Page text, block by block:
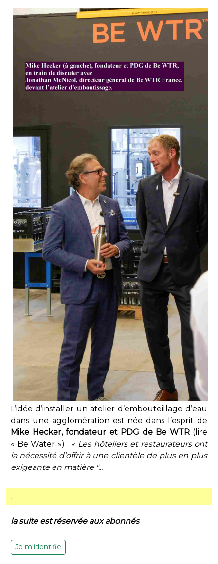
L’idée d’installer un atelier d’embouteillage d’eau
dans une agglomération est née dans l’esprit de
Mike Hecker, fondateur et PDG de Be WTR (lire
« Be Water ») : « Les hôteliers et restaurateurs ont
la nécessité d’offrir à une clientèle de plus en plus
exigeante en matière "...
.
la suite est réservée aux abonnés
Je m'identifie